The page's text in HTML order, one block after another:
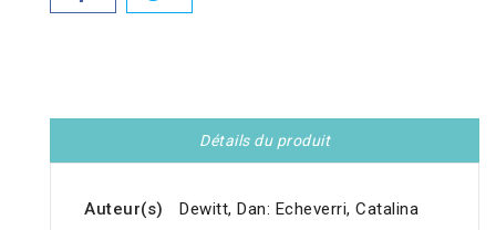
Détails du produit
Auteur(s) Dewitt, Dan: Echeverri, Catalina